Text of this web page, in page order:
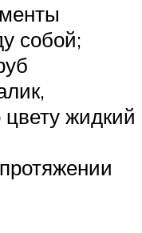
собой;
жидкий